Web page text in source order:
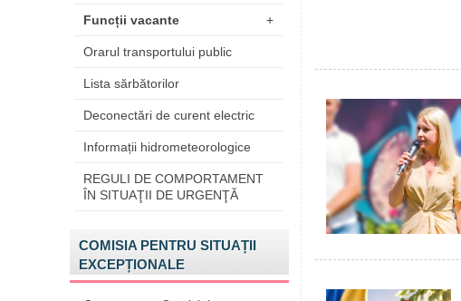
Funcții vacante +
Orarul transportului public
Lista sărbătorilor
Deconectări de curent electric
Informații hidrometeorologice
REGULI DE COMPORTAMENT
ÎN SITUAŢII DE URGENŢĂ
COMISIA PENTRU SITUAȚII
EXCEPȚIONALE